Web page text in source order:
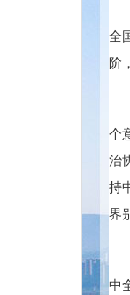
全
阶
个
治
持
界
中